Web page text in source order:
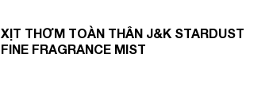
XỊT THƠM TOÀN THÂN J&K STARDUST
FINE FRAGRANCE MIST